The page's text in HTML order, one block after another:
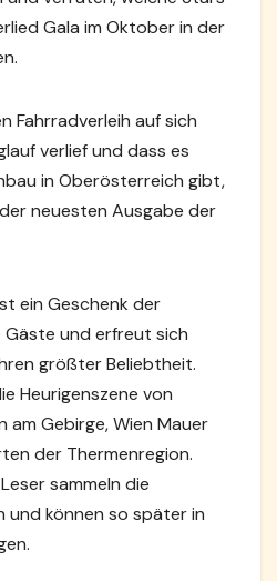
Gala im Oktober in der
Fahrradverleih auf sich
verlief und dass es
in Oberösterreich gibt,
neuesten Ausgabe der
ein Geschenk der
Gäste und erfreut sich
größter Beliebtheit.
Heurigenszene von
am Gebirge, Wien Mauer
der Thermenregion.
sammeln die
und können so später in